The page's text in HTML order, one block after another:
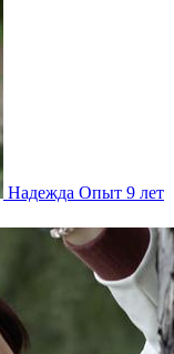
Надежда Опыт 9 лет